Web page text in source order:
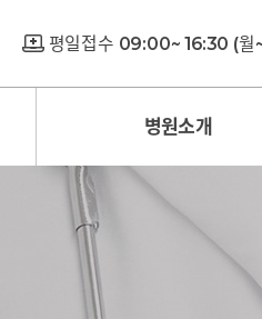
평일접수 09:00~ 16:30 (월
병원소개